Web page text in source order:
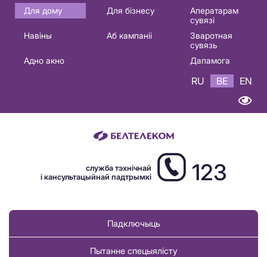
Основная
навигация
Для дому Для бізнесу
Аператарам
сувязі
Навіны
Аб кампаніі
Зваротная
сувязь
Адно акно
Дапамога
RU BE EN
служба тэхнічнай
і кансультацыйнай падтрымкі
123
Падключыць
Пытанне спецыялісту